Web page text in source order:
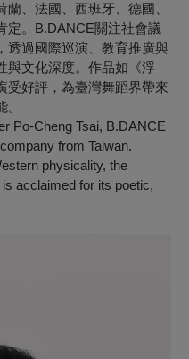
、法國、西班牙、德國、
定。B.DANCE關注社會議
透過國際巡演、教育推廣與
與文化深度。作品如《浮
受好評，為臺灣舞蹈界帶來
Po-Cheng Tsai, B.DANCE
from Taiwan.
physicality, the
acclaimed for its poetic,